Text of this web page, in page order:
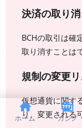
ホーム カジノ
決済の取り
BCHの取引は確
取り消すことは
規制の変更
仮想通貨に関す
り、変更される